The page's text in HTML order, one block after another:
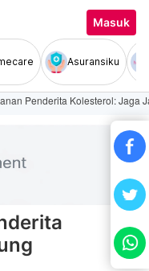
Masuk
Asuransiku
Penderita Kolesterol: Jaga